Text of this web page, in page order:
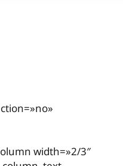
width=»2/3″